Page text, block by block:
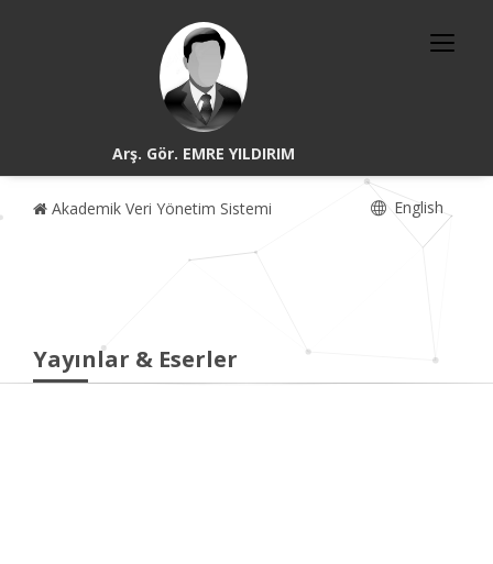
Arş. Gör. EMRE YILDIRIM
Akademik Veri Yönetim Sistemi English
Yayınlar & Eserler